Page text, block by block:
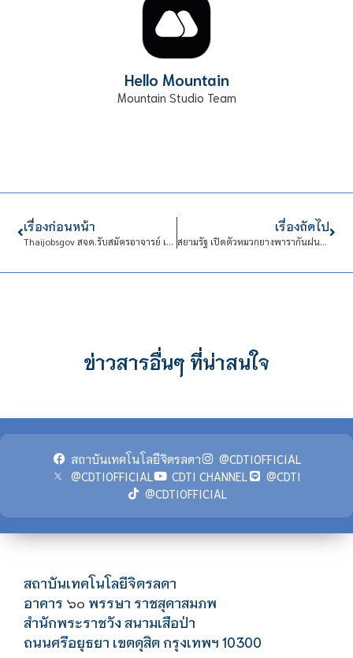
Hello Mountain
Mountain Studio Team
เรื่องก่อนหน้า
Thaijobsgov สจด.รับสมัครอาจารย์ เจ้าหน้าที่ วุฒิ ป.ตรี ป.โท บัดนี้ – 17 มิ.ย. 63
เรื่องถัดไป
สยามรัฐ เปิดตัวหมวกยางพารากันฝนต้นยาง มุ่งเพิ่มผลผลิตและรายได้ชาวสวนยาง
ข่าวสารอื่นๆ ที่น่าสนใจ
สถาบันเทคโนโลยีจิตรลดา
@CDTIOFFICIAL
@CDTIOFFICIAL
CDTI CHANNEL
@CDTI
@CDTIOFFICIAL
สถาบันเทคโนโลยีจิตรลดา
อาคาร ๖๐ พรรษา ราชสุดาสมภพ
สำนักพระราชวัง สนามเสือป่า
ถนนศรีอยุธยา เขตดุสิต กรุงเทพฯ 10300